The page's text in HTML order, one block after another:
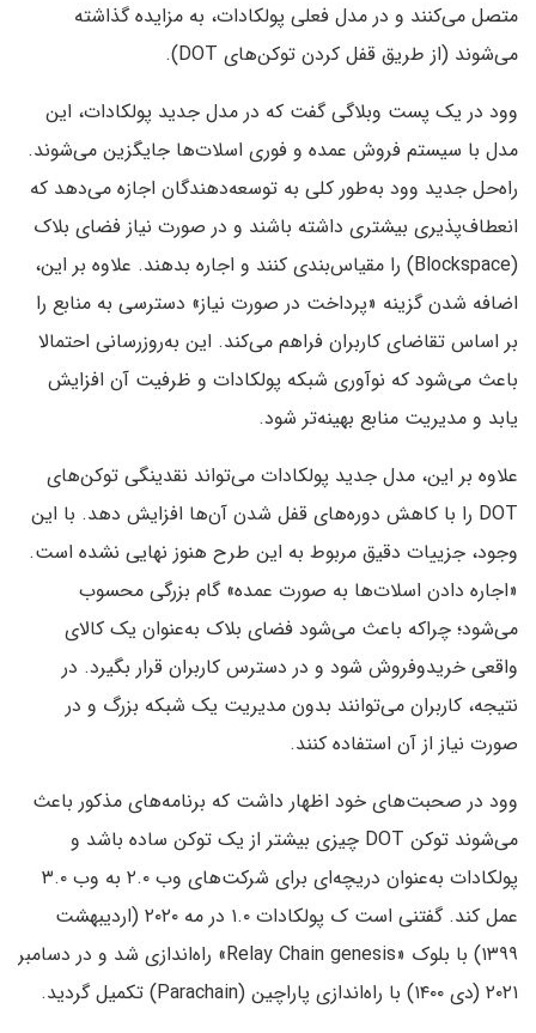
متصل می‌کنند و در مدل فعلی پولکادات، به مزایده گذاشته‌
می‌شوند (از طریق قفل کردن توکن‌های DOT).
وود در یک پست وبلاگی گفت که در مدل جدید پولکادات‌، این
مدل با سیستم فروش عمده و فوری اسلات‌ها جایگزین می‌شوند.
راه‌حل جدید وود به‌طور کلی به توسعه‌دهندگان اجازه می‌دهد که
انعطاف‌پذیری بیشتری داشته باشند و در صورت نیاز فضای بلاک
(Blockspace) را مقیاس‌بندی کنند و اجاره بدهند. علاوه بر این،
اضافه شدن گزینه «پرداخت در صورت نیاز» دسترسی به منابع را
بر اساس تقاضای کاربران فراهم می‌کند. این به‌روزرسانی احتمالا
باعث می‌شود که نوآوری شبکه پولکادات و ظرفیت آن افزایش
یابد و مدیریت منابع بهینه‌تر شود.
علاوه بر این، مدل جدید پولکادات می‌تواند نقدینگی توکن‌های
DOT را با کاهش دوره‌های قفل شدن آن‌ها افزایش دهد. با این
وجود، جزییات دقیق مربوط به این طرح هنوز نهایی نشده است.
«اجاره دادن اسلات‌ها به صورت عمده» گام بزرگی محسوب
می‌شود؛ چراکه باعث می‌شود فضای بلاک به‌عنوان یک کالای
واقعی خریدوفروش شود و در دسترس کاربران قرار بگیرد. در
نتیجه، کاربران می‌توانند بدون مدیریت یک شبکه بزرگ و در
صورت نیاز از آن استفاده کنند.
وود در صحبت‌های خود اظهار داشت که برنامه‌های مذکور باعث
می‌شوند توکن DOT چیزی بیشتر از یک توکن ساده باشد و
پولکادات‌ به‌عنوان دریچه‌ای برای شرکت‌های وب ۲.۰ به وب ۳.۰
عمل کند. گفتنی است ک پولکادات ۱.۰ در مه ۲۰۲۰ (اردیبهشت
۱۳۹۹) با بلوک «Relay Chain genesis» راه‌اندازی شد و در دسامبر
۲۰۲۱ (دی ۱۴۰۰) با راه‌اندازی پاراچین (Parachain) تکمیل گردید.